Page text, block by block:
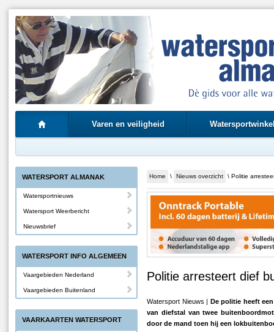
Varen en veiligheid
Home \ Nieuws overzicht \ Politie
Politie arresteert dief
Watersport Nieuws | De politie heeft
van diefstal van twee
door de mand toen hij een
WATERSPORT ALMANAK
Watersportnieuws
Watersport Weerbericht
Nieuwsbrief
WATERSPORT INFO ALGEMEEN
Vaargebieden Nederland
Vaargebieden Buitenland
VAARKAARTEN WATERSPORT